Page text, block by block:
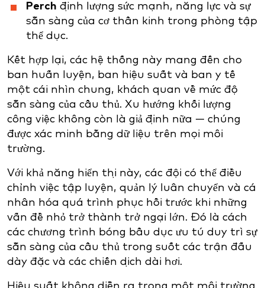
Perch định lượng sức mạnh, năng lực và sự
sẵn sàng của cơ thần kinh trong phòng tập
thể dục.
Kết hợp lại, các hệ thống này mang đến cho
ban huấn luyện, ban hiệu suất và ban y tế
một cái nhìn chung, khách quan về mức độ
sẵn sàng của cầu thủ. Xu hướng khối lượng
công việc không còn là giả định nữa — chúng
được xác minh bằng dữ liệu trên mọi môi
trường.
Với khả năng hiển thị này, các đội có thể điều
chỉnh việc tập luyện, quản lý luân chuyển và cá
nhân hóa quá trình phục hồi trước khi những
vấn đề nhỏ trở thành trở ngại lớn. Đó là cách
các chương trình bóng bầu dục ưu tú duy trì sự
sẵn sàng của cầu thủ trong suốt các trận đấu
dày đặc và các chiến dịch dài hơi.